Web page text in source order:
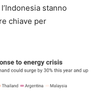
stanno
chiave per